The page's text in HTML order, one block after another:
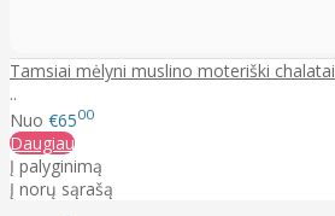
Tamsiai mėlyni muslino moteriški chalatai
..
Nuo €6500
Daugiau
Į palyginimą
Į norų sąrašą